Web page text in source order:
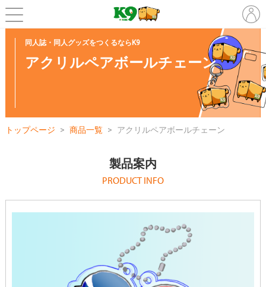
同人誌・同人グッズをつくるならK9
アクリルペアボールチェーン
トップページ 商品一覧 アクリルペアボールチェーン
製品案内
PRODUCT INFO